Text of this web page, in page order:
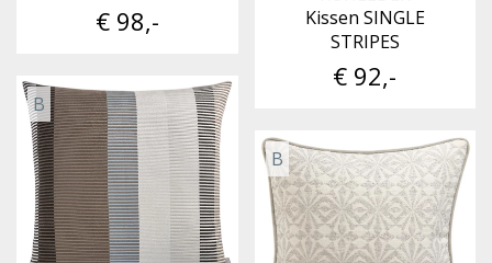
€ 98,-
Kissen SINGLE
STRIPES
€ 92,-
B
B